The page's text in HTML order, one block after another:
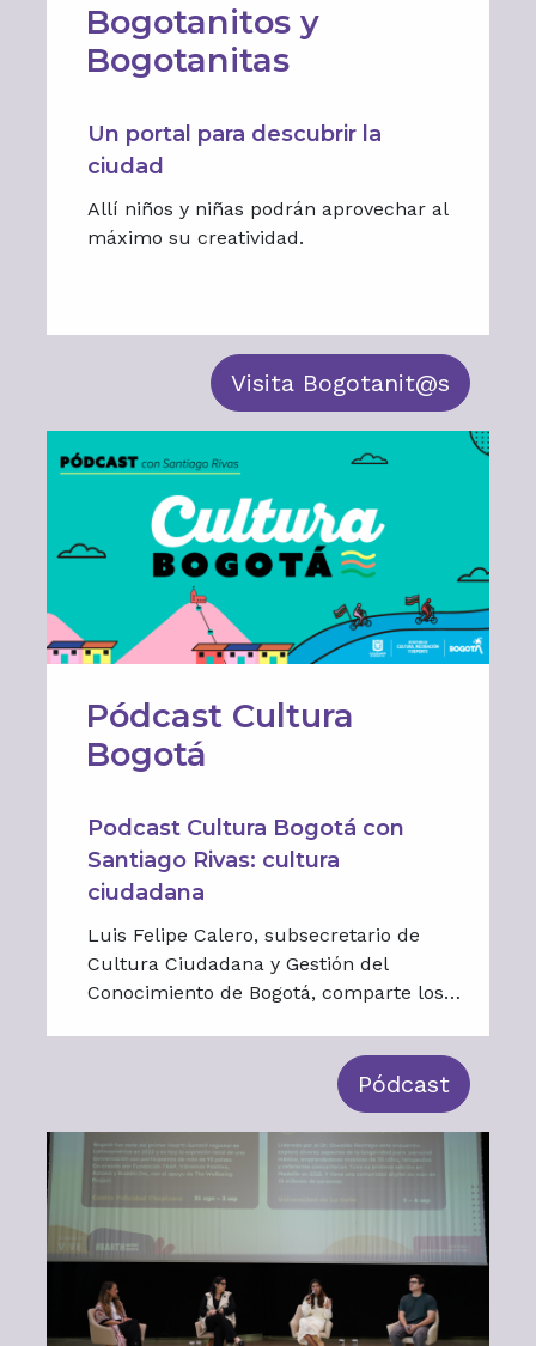
Bogotanitos y
Bogotanitas
Un portal para descubrir la
ciudad
Allí niños y niñas podrán aprovechar al
máximo su creatividad.
Visita Bogotanit@s
Pódcast Cultura
Bogotá
Podcast Cultura Bogotá con
Santiago Rivas: cultura
ciudadana
Luis Felipe Calero, subsecretario de
Cultura Ciudadana y Gestión del
Conocimiento de Bogotá, comparte los
la construcción de confianza. Moderado
Pódcast